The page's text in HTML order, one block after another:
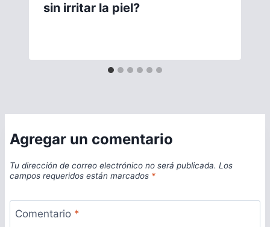
sin irritar la piel?
Agregar un comentario
Tu dirección de correo electrónico no será publicada. Los
campos requeridos están marcados *
Comentario *